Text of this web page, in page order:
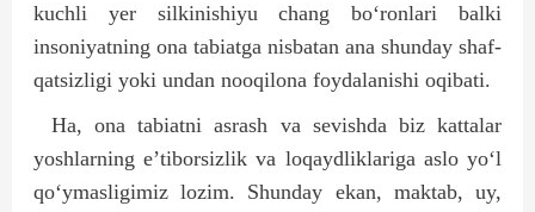
kuchli yer silkinishiyu chang bo‘ronlari balki
insoniyatning ona tabiatga nisbatan ana shunday shaf­
qatsizligi yoki undan nooqilona foydalanishi oqibati.
Ha, ona tabiatni asrash va sevishda biz kattalar
yoshlarning e’tiborsizlik va loqaydliklariga aslo yo‘l
qo‘ymasligimiz lozim. Shunday ekan, maktab, uy,